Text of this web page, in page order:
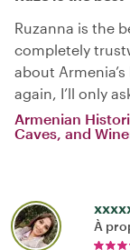
Ruzanna is the
completely
about
again, I’ll only
Armenian
Caves, and
À